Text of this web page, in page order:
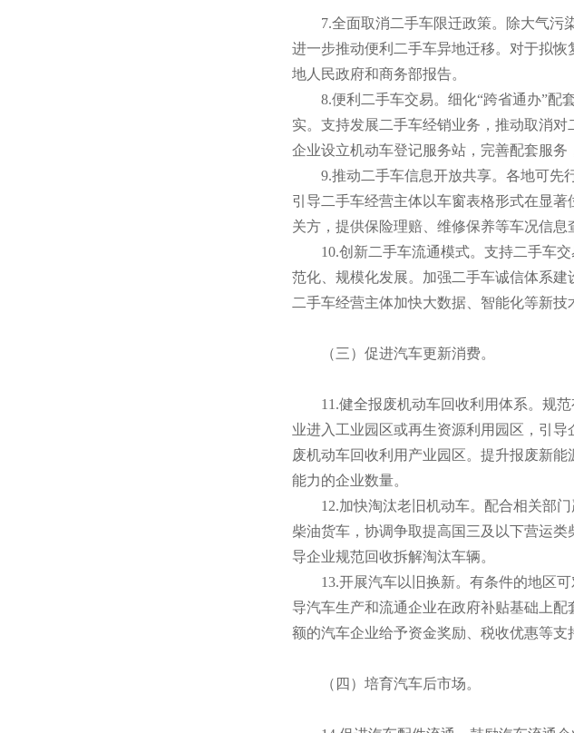
7.全面取消二手车限迁政策。除大气污染
进一步推动便利二手车异地迁移。对于拟
地人民政府和商务部报告。
8.便利二手车交易。细化“跨省通办”配套
实。支持发展二手车经销业务，推动取消
企业设立机动车登记服务站，完善配套服务
9.推动二手车信息开放共享。各地可先行
引导二手车经营主体以车窗表格形式在显
关方，提供保险理赔、维修保养等车况信息
10.创新二手车流通模式。支持二手车交
范化、规模化发展。加强二手车诚信体系
二手车经营主体加快大数据、智能化等新技
（三）促进汽车更新消费。
11.健全报废机动车回收利用体系。规范
业进入工业园区或再生资源利用园区，引
废机动车回收利用产业园区。提升报废新
能力的企业数量。
12.加快淘汰老旧机动车。配合相关部门
柴油货车，协调争取提高国三及以下营运
导企业规范回收拆解淘汰车辆。
13.开展汽车以旧换新。有条件的地区可
导汽车生产和流通企业在政府补贴基础上
额的汽车企业给予资金奖励、税收优惠等支
（四）培育汽车后市场。